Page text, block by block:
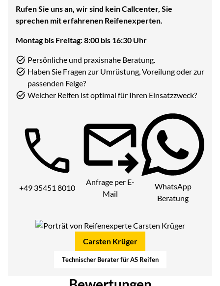
Rufen Sie uns an, wir sind kein Callcenter, Sie
sprechen mit erfahrenen Reifenexperten.
Montag bis Freitag: 8:00 bis 16:30 Uhr
Persönliche und praxisnahe Beratung.
Haben Sie Fragen zur Umrüstung, Voreilung oder zur
passenden Felge?
Welcher Reifen ist optimal für Ihren Einsatzzweck?
Telefon:
+49 35451 8010
Anfrage per E-
Mail
WhatsApp
Beratung
Carsten Krüger
Technischer Berater für AS Reifen